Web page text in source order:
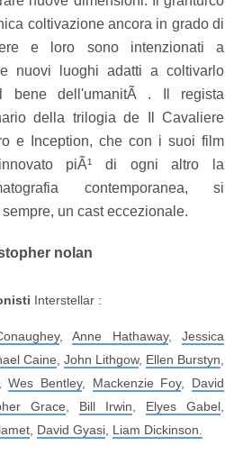
coltivazione ancora in grado di
e loro sono intenzionati a
nuovi luoghi adatti a coltivarlo
bene dell'umanitÃ . Il regista
della trilogia de Il Cavaliere
e Inception, che con i suoi film
piÃ¹ di ogni altro la
contemporanea, si
un cast eccezionale.
nolan
Interstellar :
, Anne Hathaway, Jessica
Caine John Lithgow, Ellen Burstyn
Wes Bentley, Mackenzie Foy, David
Grace Bill Irwin Elyes Gabel
David Gyasi Liam Dickinson.